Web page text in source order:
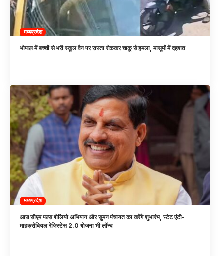
मध्यप्रदेश
भोपाल में बच्चों से भरी स्कूल वैन पर रास्ता रोककर चाकू से हमला, मासूमों में दहशत
मध्यप्रदेश
आज सीएम पल्स पोलियो अभियान और सुमन पंचायत का करेंगे शुभारंभ, स्टेट एंटी-
माइक्रोबियल रेजिस्टेंस 2.0 योजना भी लॉन्च